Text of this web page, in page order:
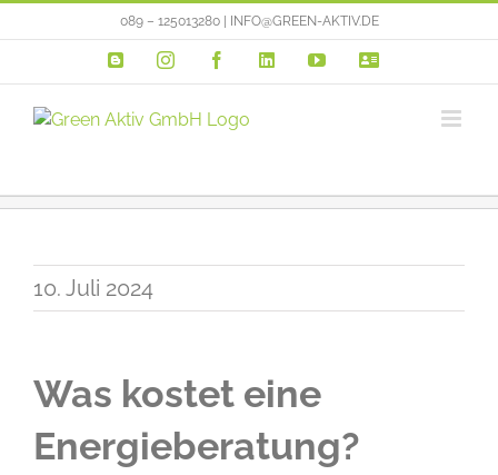
Inhalt
089 – 125013280 | INFO@GREEN-AKTIV.DE
Blogger
InstagramFacebookLinkedIn
YouTube
10. Juli 2024
Was kostet eine
Energieberatung?